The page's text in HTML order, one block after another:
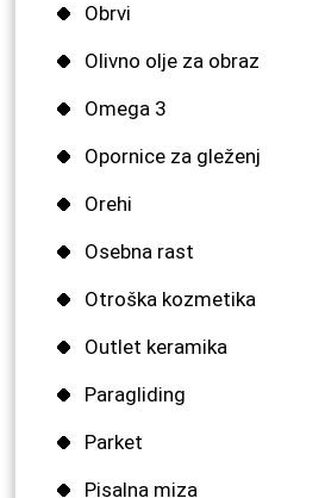
Obrvi
Olivno olje za obraz
Omega 3
Opornice za gleženj
Orehi
Osebna rast
Otroška kozmetika
Outlet keramika
Paragliding
Parket
Pisalna miza